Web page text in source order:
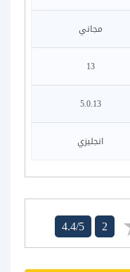
مجاني
13
5.0.13
انجليزي
4.4/5 2